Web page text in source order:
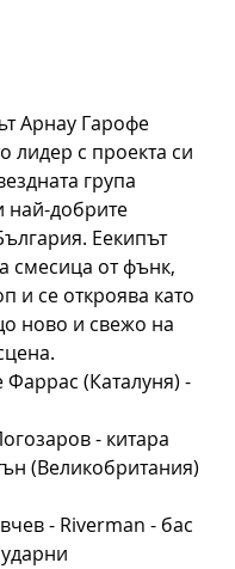
Арнау Гарофе
лидер с проекта си
група
най-добрите
Еекипът
смесица от фънк,
и се откроява като
ново и свежо на
(Каталуня) -
- китара
(Великобритания)
- Riverman - бас